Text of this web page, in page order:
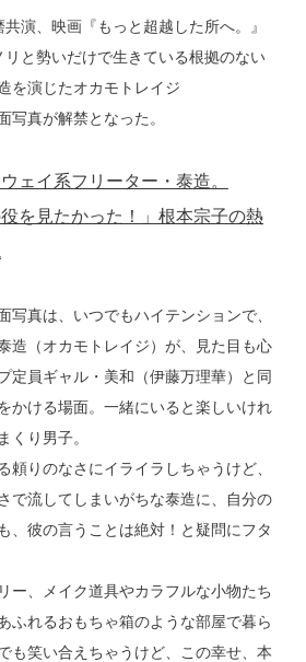
e
c
e
b
o
k
演、映画『もっと超越した所へ。』
リと勢いだけで生きている根拠のない
を演じたオカモトレイジ
写真が解禁となった。
ェイ系フリーター・泰造。
役を見たかった！」根本宗子の熱
写真は、いつでもハイテンションで、
造（オカモトレイジ）が、見た目も心
定員ギャル・美和（伊藤万理華）と同
かける場面。一緒にいると楽しいけれ
くり男子。
頼りのなさにイライラしちゃうけど、
で流してしまいがちな泰造に、自分の
、彼の言うことは絶対！と疑問にフタ
ー、メイク道具やカラフルな小物たち
ふれるおもちゃ箱のような部屋で暮ら
も笑い合えちゃうけど、この幸せ、本